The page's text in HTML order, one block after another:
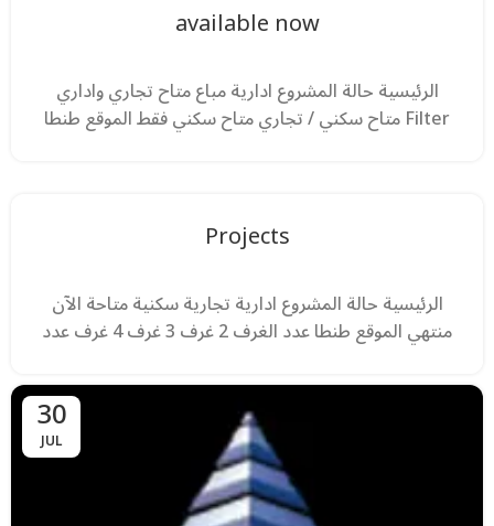
available now
الرئيسية حالة المشروع ادارية مباع متاح تجاري واداري
متاح سكني / تجاري متاح سكني فقط الموقع طنطا Filter
Projects
الرئيسية حالة المشروع ادارية تجارية سكنية متاحة الآن
منتهي الموقع طنطا عدد الغرف 2 غرف 3 غرف 4 غرف عدد
30
JUL